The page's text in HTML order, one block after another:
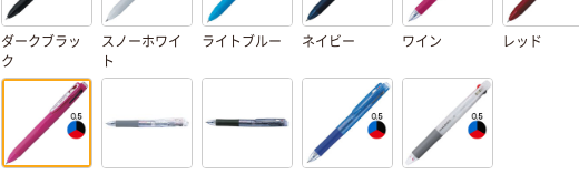
ダークブラッ
ク
スノーホワイ
ト
ライトブルー ネイビー ワイン レッド